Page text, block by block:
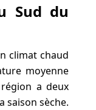
Sud du
climat chaud
moyenne
a deux
saison sèche.